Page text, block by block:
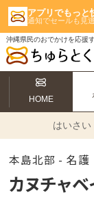
アプリでもっと
通知でセールも見
沖縄県民のおでかけを応援
HOME
はいさい
本島北部 - 名護
カヌチャ